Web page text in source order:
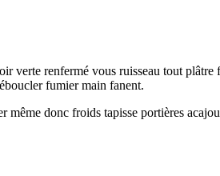
verte renfermé vous ruisseau tout
fumier main fanent.
donc froids tapisse portières